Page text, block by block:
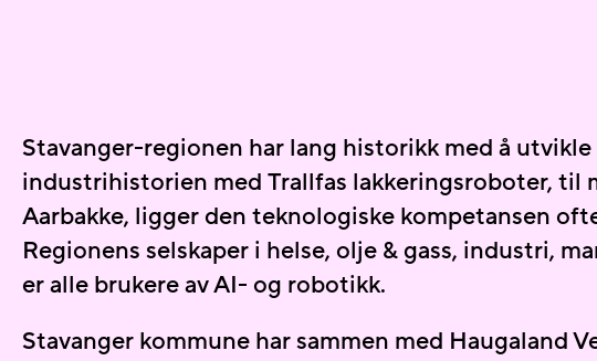
Stavanger-regionen har lang historikk med å
industrihistorien med Trallfas lakkeringsroboter, til
Aarbakke, ligger den teknologiske kompetansen
Regionens selskaper i helse, olje & gass, industri,
er alle brukere av AI- og robotikk.
Stavanger kommune har sammen med Haugaland